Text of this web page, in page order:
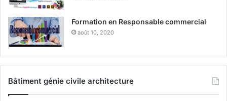
Formation en Responsable commercial
août 10, 2020
Bâtiment génie civile architecture